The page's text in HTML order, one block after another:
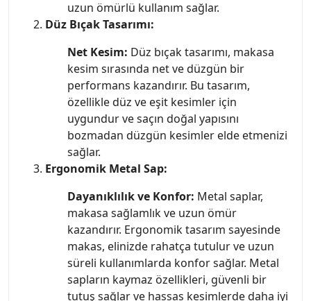
uzun ömürlü kullanım sağlar.
Düz Bıçak Tasarımı:
Net Kesim: Düz bıçak tasarımı, makasa
kesim sırasında net ve düzgün bir
performans kazandırır. Bu tasarım,
özellikle düz ve eşit kesimler için
uygundur ve saçın doğal yapısını
bozmadan düzgün kesimler elde etmenizi
sağlar.
Ergonomik Metal Sap:
Dayanıklılık ve Konfor: Metal saplar,
makasa sağlamlık ve uzun ömür
kazandırır. Ergonomik tasarım sayesinde
makas, elinizde rahatça tutulur ve uzun
süreli kullanımlarda konfor sağlar. Metal
sapların kaymaz özellikleri, güvenli bir
tutuş sağlar ve hassas kesimlerde daha iyi